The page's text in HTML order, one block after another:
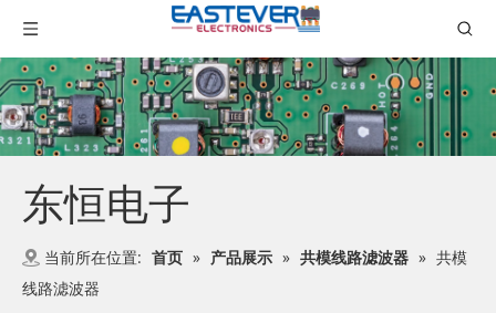
东恒电子
当前所在位置: 首页 » 产品展示 » 共模线路滤波器 » 共模
线路滤波器